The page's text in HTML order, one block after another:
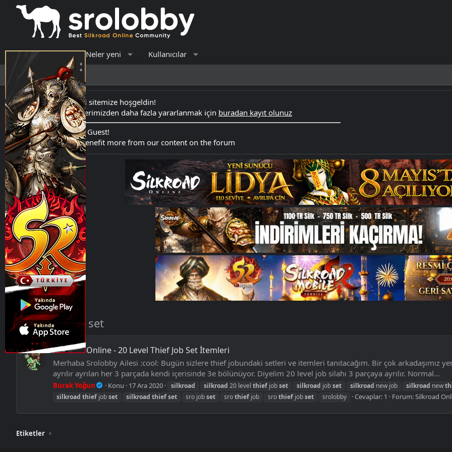
Forumlar Neler yeni Kullanıcılar
Son aktivite Kayıt ol
Merhaba Ziyaretçi sitemize hoşgeldin!
Forumdaki içeriklerimizden daha fazla yararlanmak için buradan kayıt olunuz
Hello Welcome to Guest!
Register hereto benefit more from our content on the forum
Etiketler
silkroad thief set
Silkroad Online - 20 Level Thief Job Set İtemleri
Merhaba Srolobby Ailesi :cool: Bugün sizlere thief jobundaki setleri ve itemleri tanıtacağım. Bir çok arkadaşımız
ayrılır ayrılan her 3 parçada kendi içerisinde 3e bölünüyor. Diyelim 20 level job silahı 3 parçaya ayrılır. Normal...
Burak Yoğun Konu 17 Ara 2020 silkroad silkroad 20 levelthief jobset silkroad jobset silkroad new job silkroad new
silkroad thief jobset silkroad thiefset sro jobset srothief job srothief jobset srolobby Cevaplar: 1 Forum:Silkroad
Etiketler